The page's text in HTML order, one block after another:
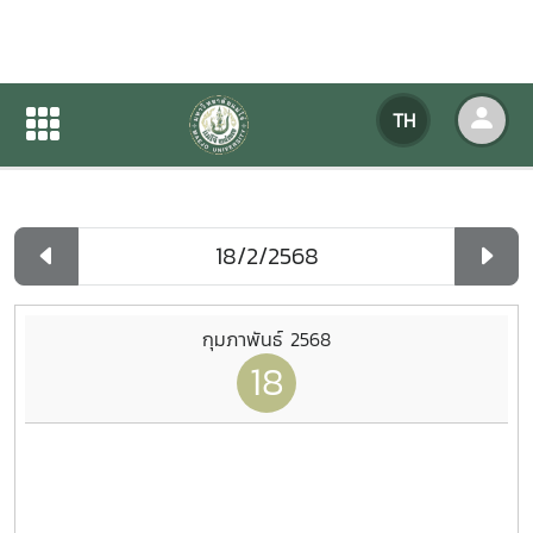
TH
ปฏิทินกิจกรรมของหน่วยงาน
ปฏิทินกิจกรรมของหน่วยงาน
กุมภาพันธ์ 2568
18